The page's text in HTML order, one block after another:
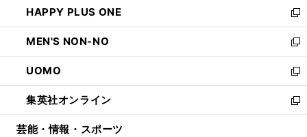
く
で
開
く
ド
ウ
で
開
く
ィ
ン
ド
ウ
で
開
く
い
ウ
ィ
ン
ド
ウ
で
開
HAPPY PLUS ONE
新
し
い
ウ
ィ
ン
ド
ウ
MEN'S NON-NO
新
し
い
ウ
ィ
ン
UOMO
新
し
い
ウ
集英社オンライン
新
し
芸能・情報・スポーツ